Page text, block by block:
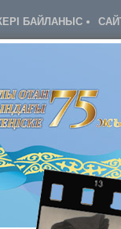
БАЙЛАНЫС